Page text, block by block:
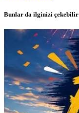
Bunlar da ilginizi çekebilir